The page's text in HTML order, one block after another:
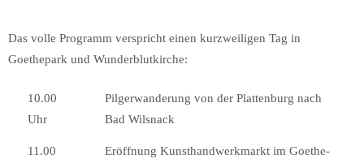
Das volle Programm verspricht einen kurzweiligen Tag in
Goethepark und Wunderblutkirche:
10.00
Uhr
Pilgerwanderung von der Plattenburg nach
Bad Wilsnack
11.00
Eröffnung Kunsthandwerkmarkt im Goethe-